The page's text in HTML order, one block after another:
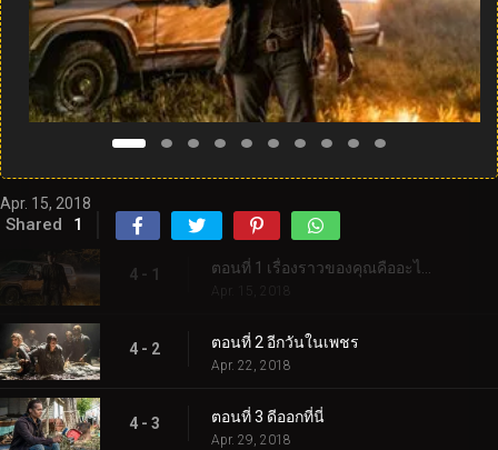
Apr. 15, 2018
Shared 1
4 - 1
Apr. 15, 2018
4 - 2 ตอนที่ 2 อีกวันในเพชร
Apr. 22, 2018
4 - 3 ตอนที่ 3 ดีออกที่นี่
Apr. 29, 2018